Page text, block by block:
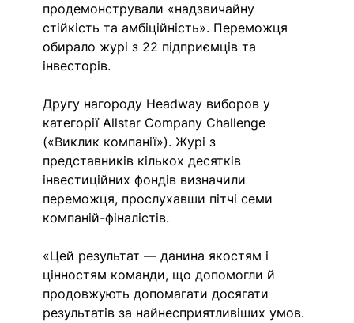
продемонстрували «надзвичайну
стійкість та амбіційність». Переможця
обирало журі з 22 підприємців та
інвесторів.
Другу нагороду Headway виборов у
категорії Allstar Company Challenge
(«Виклик компанії»). Журі з
представників кількох десятків
інвестиційних фондів визначили
переможця, прослухавши пітчі семи
компаній-фіналістів.
«Цей результат — данина якостям і
цінностям команди, що допомогли й
продовжують допомагати досягати
результатів за найнесприятливіших умов.